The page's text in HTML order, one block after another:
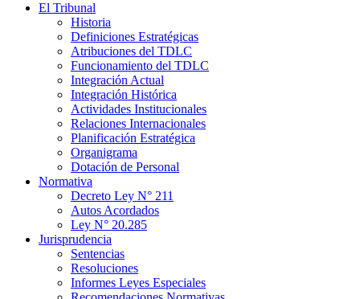
El Tribunal
Historia
Definiciones Estratégicas
Atribuciones del TDLC
Funcionamiento del TDLC
Integración Actual
Integración Histórica
Actividades Institucionales
Relaciones Internacionales
Planificación Estratégica
Organigrama
Dotación de Personal
Normativa
Decreto Ley N° 211
Autos Acordados
Ley N° 20.285
Jurisprudencia
Sentencias
Resoluciones
Informes Leyes Especiales